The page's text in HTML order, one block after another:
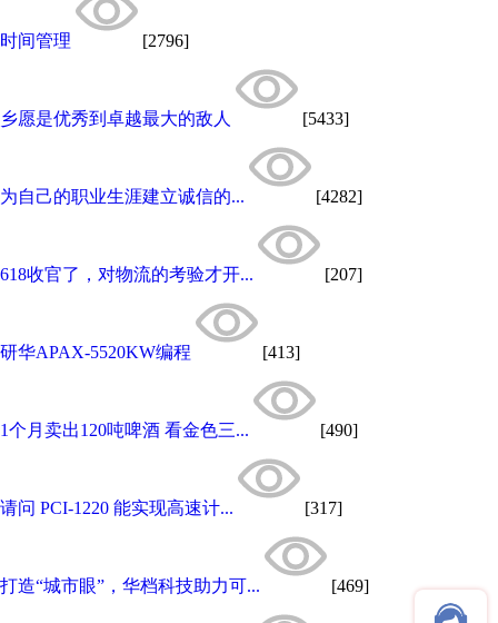
时间管理 [2796]
乡愿是优秀到卓越最大的敌人 [5433]
为自己的职业生涯建立诚信的... [4282]
618收官了，对物流的考验才开... [207]
研华APAX-5520KW编程 [413]
1个月卖出120吨啤酒 看金色三... [490]
请问 PCI-1220 能实现高速计... [317]
打造“城市眼”，华档科技助力可... [469]